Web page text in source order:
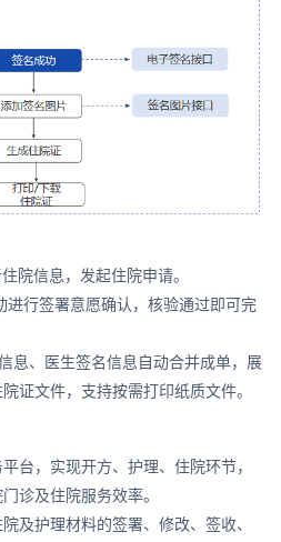
院信息，发起住院申请。
行签署意愿确认，核验通过即可完
息、医生签名信息自动合并成单，展
证文件，支持按需打印纸质文件。
台，实现开方、护理、住院环节，
诊及住院服务效率。
及护理材料的签署、修改、签收、